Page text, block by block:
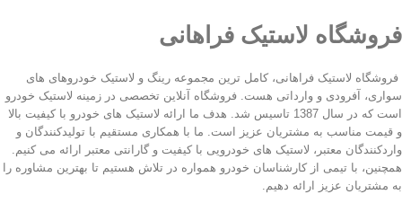
فروشگاه لاستیک فراهانی
فروشگاه لاستیک فراهانی، کامل ترین مجموعه رینگ و لاستیک خودروهای های
سواری، آفرودی و وارداتی هست. فروشگاه آنلاین تخصصی در زمینه لاستیک خودرو
است که در سال 1387 تاسیس شد. هدف ما ارائه لاستیک های خودرو با کیفیت بالا
و قیمت مناسب به مشتریان عزیز است. ما با همکاری مستقیم با تولیدکنندگان و
واردکنندگان معتبر، لاستیک های خودرویی با کیفیت و گارانتی معتبر ارائه می کنیم.
همچنین، با تیمی از کارشناسان خودرو همواره در تلاش هستیم تا بهترین مشاوره را
به مشتریان عزیز ارائه دهیم.